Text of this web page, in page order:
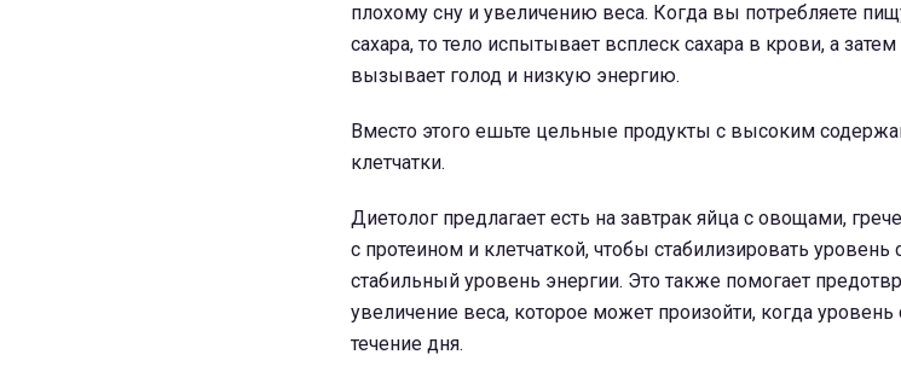
плохому сну и увеличению веса. Когда вы потребляете
сахара, то тело испытывает всплеск сахара в крови, а
вызывает голод и низкую энергию.
Вместо этого ешьте цельные продукты с высоким
клетчатки.
Диетолог предлагает есть на завтрак яйца с овощами,
с протеином и клетчаткой, чтобы стабилизировать
стабильный уровень энергии. Это также помогает
увеличение веса, которое может произойти, когда уровень
течение дня.